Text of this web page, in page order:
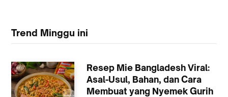
Trend Minggu ini
Resep Mie Bangladesh Viral:
Asal-Usul, Bahan, dan Cara
Membuat yang Nyemek Gurih